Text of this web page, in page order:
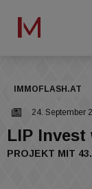
IMMOFLASH.AT
24. September
LIP
PROJEKT MIT